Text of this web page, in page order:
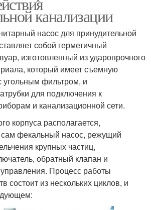
канализации
насос для принудительной
собой герметичный
изготовленный из ударопрочного
который имеет съемную
фильтром, и
для подключения к
и канализационной сети.
корпуса располагается,
сам фекальный насос, режущий
крупных частиц,
обратный клапан и
Процесс работы
состоит из нескольких циклов, и